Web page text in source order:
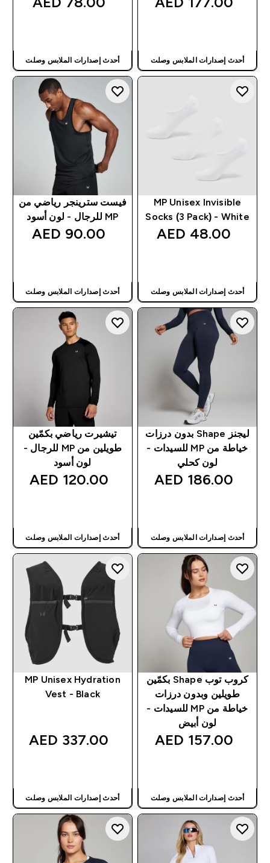
أحدث إصدارات الملابس وصلت أحدث إصدارات الملابس وصلت
MP Unisex Invisible
Socks (3 Pack) - White
48.00 AED‎
أحدث إصدارات الملابس وصلت
فيست سترينجر رياضي من
MP للرجال - لون أسود
90.00 AED‎
أحدث إصدارات الملابس وصلت
ليجنز Shape بدون درزات
خياطة من MP للسيدات -
لون كحلي
186.00 AED‎
أحدث إصدارات الملابس وصلت
تيشيرت رياضي بكمّين
طويلين من MP للرجال -
لون أسود
120.00 AED‎
أحدث إصدارات الملابس وصلت
كروب توب Shape بكمّين
طويلين وبدون درزات
خياطة من MP للسيدات -
لون أبيض
157.00 AED‎
أحدث إصدارات الملابس وصلت
MP Unisex Hydration
Vest - Black
337.00 AED‎
أحدث إصدارات الملابس وصلت